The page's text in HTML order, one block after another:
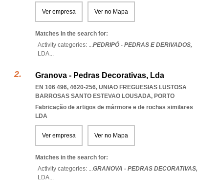
Ver empresa Ver no Mapa
Matches in the search for:
Activity categories: ...PEDRIPÓ - PEDRAS E DERIVADOS,
LDA...
Granova - Pedras Decorativas, Lda
EN 106 496, 4620-256, UNIAO FREGUESIAS LUSTOSA
BARROSAS SANTO ESTEVAO LOUSADA, PORTO
Fabricação de artigos de mármore e de rochas similares
LDA
Ver empresa Ver no Mapa
Matches in the search for:
Activity categories: ...GRANOVA - PEDRAS DECORATIVAS,
LDA...